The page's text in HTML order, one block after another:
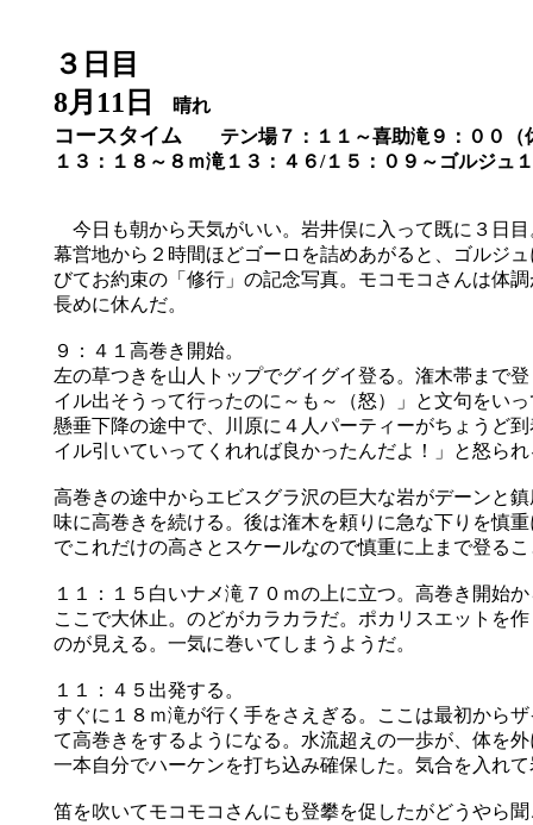
３日目
8月11日
晴れ
コースタイム
テン場７：１１～喜助滝９：００
１３：１８～８ｍ滝１３：４６/１５：０９～ゴルジュ
今日も朝から天気がいい。岩井俣に入って既に３日
幕営地から２時間ほどゴーロを詰めあがると、ゴルジ
びてお約束の「修行」の記念写真。モコモコさんは体
長めに休んだ。
９：４１高巻き開始。
左の草つきを山人トップでグイグイ登る。潅木帯まで
イル出そうって行ったのに～も～（怒）」と文句をい
懸垂下降の途中で、川原に４人パーティーがちょうど
イル引いていってくれれば良かったんだよ！」と怒ら
高巻きの途中からエビスグラ沢の巨大な岩がデーンと
味に高巻きを続ける。後は潅木を頼りに急な下りを慎
でこれだけの高さとスケールなので慎重に上まで登る
１１：１５白いナメ滝７０ｍの上に立つ。高巻き開始
ここで大休止。のどがカラカラだ。ポカリスエットを
のが見える。一気に巻いてしまうようだ。
１１：４５出発する。
すぐに１８ｍ滝が行く手をさえぎる。ここは最初から
て高巻きをするようになる。水流超えの一歩が、体を
一本自分でハーケンを打ち込み確保した。気合を入れ
笛を吹いてモコモコさんにも登攀を促したがどうやら